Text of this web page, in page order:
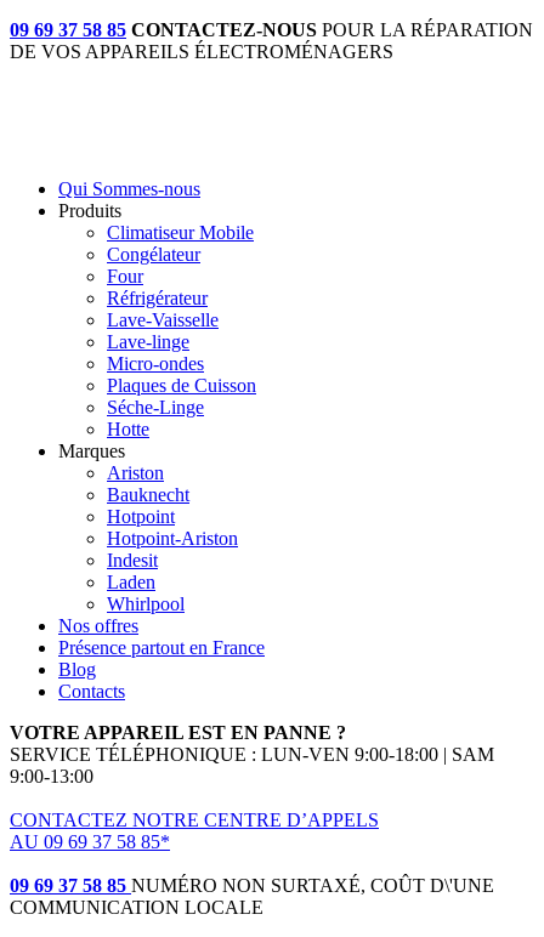
09 69 37 58 85 CONTACTEZ-NOUS POUR LA RÉPARATION
DE VOS APPAREILS ÉLECTROMÉNAGERS
Qui Sommes-nous
Produits
Climatiseur Mobile
Congélateur
Four
Réfrigérateur
Lave-Vaisselle
Lave-linge
Micro-ondes
Plaques de Cuisson
Séche-Linge
Hotte
Marques
Ariston
Bauknecht
Hotpoint
Hotpoint-Ariston
Indesit
Laden
Whirlpool
Nos offres
Présence partout en France
Blog
Contacts
VOTRE APPAREIL EST EN PANNE ?
SERVICE TÉLÉPHONIQUE : LUN-VEN 9:00-18:00 | SAM
9:00-13:00
CONTACTEZ NOTRE CENTRE D’APPELS
AU 09 69 37 58 85*
09 69 37 58 85 NUMÉRO NON SURTAXÉ, COÛT D\'UNE
COMMUNICATION LOCALE